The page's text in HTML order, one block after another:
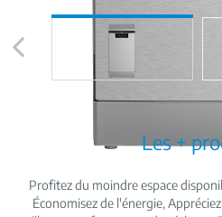
Les +
Profitez du moindre espace
Économisez de l'énergie